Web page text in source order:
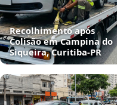
Recolhimento após
Colisão em Campina do
Siqueira, Curitiba‑PR